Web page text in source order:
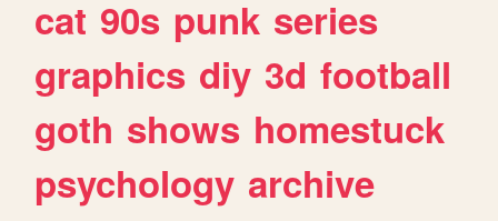
cat 90s punk series
graphics diy 3d football
goth shows homestuck
psychology archive